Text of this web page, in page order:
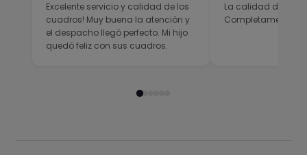
Excelente servicio y calidad de los
cuadros! Muy buena la atención y
el despacho llegó perfecto. Mi hijo
quedó feliz con sus cuadros.
La calidad del
Completamente